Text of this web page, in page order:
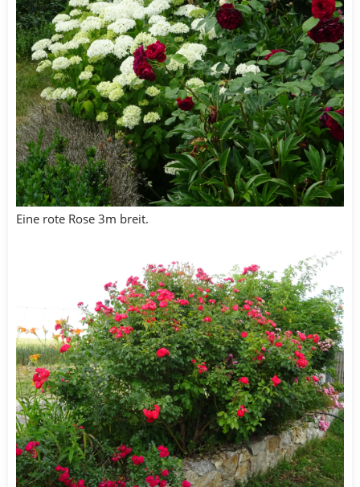
Eine rote Rose 3m breit.